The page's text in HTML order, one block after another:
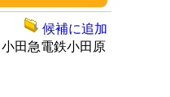
小田急電鉄小田原
候補に追加